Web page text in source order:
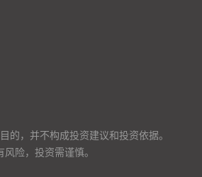
，并不构成投资建议和投资依据。
险，投资需谨慎。